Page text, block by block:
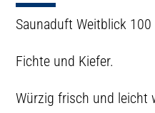
Saunaduft Weitblick 100
Fichte und Kiefer.
Würzig frisch und leicht